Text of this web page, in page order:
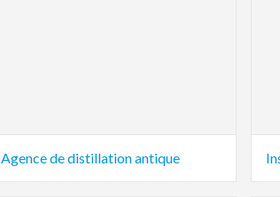
Agence de distillation antique